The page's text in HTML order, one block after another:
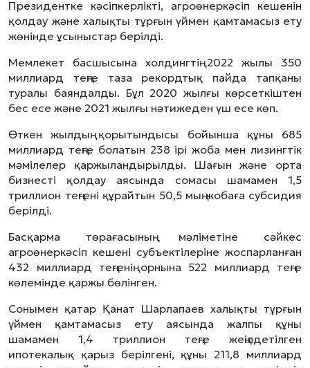
Президентке кәсіпкерлікті, агроөнеркәсіп кешенін
қолдау және халықты тұрғын үймен қамтамасыз ету
жөнінде ұсыныстар берілді.
Мемлекет басшысына холдингтің 2022 жылы 350
миллиард теңге таза рекордтық пайда тапқаны
туралы баяндалды. Бұл 2020 жылғы көрсеткіштен
бес есе және 2021 жылғы нәтижеден үш есе көп.
Өткен жылдың қорытындысы бойынша құны 685
миллиард теңге болатын 238 ірі жоба мен лизингтік
мәмілелер қаржыландырылды. Шағын және орта
бизнесті қолдау аясында сомасы шамамен 1,5
триллион теңгені құрайтын 50,5 мың жобаға субсидия
берілді.
Басқарма төрағасының мәліметіне сәйкес
агроөнеркәсіп кешені субъектілеріне жоспарланған
432 миллиард теңгенің орнына 522 миллиард теңге
көлемінде қаржы бөлінген.
Сонымен қатар Қанат Шарлапаев халықты тұрғын
үймен қамтамасыз ету аясында жалпы құны
шамамен 1,4 триллион теңге жеңілдетілген
ипотекалық қарыз берілгені, құны 211,8 миллиард